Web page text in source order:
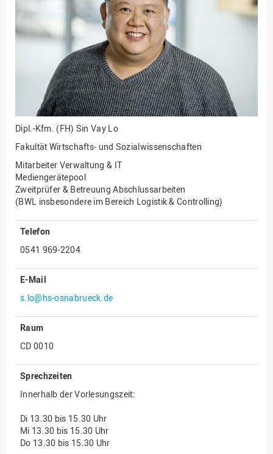
Fakultät Management,
Kultur und Technik
Fakultät Wirtschafts- und
Sozialwissenschaften
Finanzen
Forschung, Kooperation,
Drittmittel
Gebäude und Technik
Gesellschaftliches
Engagement
Gleichstellungsbüro
Hochschulplanung/-
strategie
Innenrevision
Kommunikation und
Marketing
Nachhaltigkeit
Personal
Personalentwicklung
Personalrat
Dipl.-Kfm. (FH) Sin Vay Lo
Fakultät Wirtschafts- und Sozialwissenschaften
Mitarbeiter Verwaltung & IT
Mediengerätepool
Zweitprüfer & Betreuung Abschlussarbeiten
(BWL insbesondere im Bereich Logistik & Controlling)
Telefon
0541 969-2204
E-Mail
s.lo@hs-osnabrueck.de
Raum
CD 0010
Sprechzeiten
Innerhalb der Vorlesungszeit:
Di 13.30 bis 15.30 Uhr
Mi 13.30 bis 15.30 Uhr
Do 13.30 bis 15.30 Uhr